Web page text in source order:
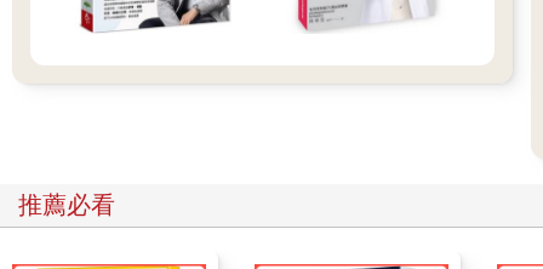
比較僵硬，做慢速拉伸30～60 秒，比較有效果。若採肌肉收縮－
度的力量，做等長收縮3～6秒，接著再做靜態拉伸10～30秒。
進行，不同的關節有不同的安全活動範圍，避免過度拉伸導致關
節鬆弛，使其得不到周圍肌肉、韌帶和肌腱的保護，反而容易受
傷、脫臼或引起關節發炎。
推薦必看